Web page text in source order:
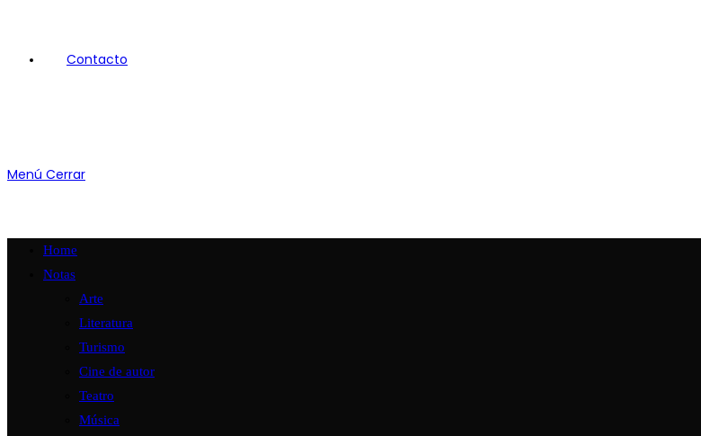
Contacto
Menú Cerrar
Home
Notas
Arte
Literatura
Turismo
Cine de autor
Teatro
Música